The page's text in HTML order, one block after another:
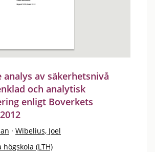
analys av säkerhetsnivå
och analytisk
enligt Boverkets
· Wibelius, Joel
(LTH)